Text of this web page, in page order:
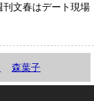
文春はデート現場
森葉子